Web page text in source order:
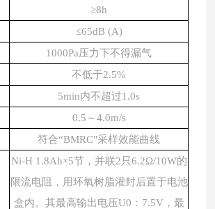
≥8h
≤65dB (A)
1000Pa压力下不得漏气
不低于2.5%
5min内不超过1.0s
0.5～4.0m/s
符合“BMRC"采样效能曲线
Ni-H 1.8Ah×5节，并联2只6.2Ω/10W的
限流电阻，用环氧树脂灌封后置于电池
盒内。其最高输出电压U0：7.5V，最